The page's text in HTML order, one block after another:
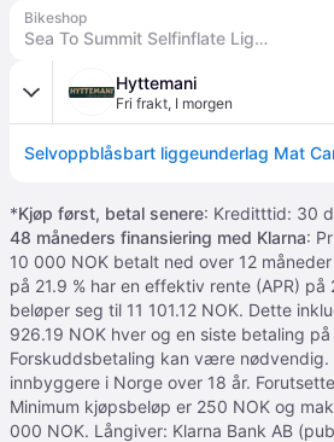
Bikeshop
Sea To Summit Selfinflate Liggeunderlag Camp, Medium, 4,2 R-Verdi
Hyttemani
Fri frakt, I morgen
*Kjøp først, betal senere: Kreditttid: 30
48 måneders finansiering med Klarna:
10 000 NOK betalt ned over 12
på 21.9 % har en effektiv rente (APR) på
beløper seg til 11 101.12 NOK. Dette
926.19 NOK hver og en siste betaling
Forskuddsbetaling kan være
innbyggere i Norge over 18 år.
Minimum kjøpsbeløp er 250 NOK og
000 NOK. Långiver: Klarna Bank AB